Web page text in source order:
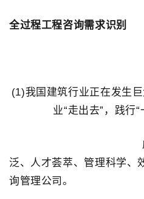
全过程工程咨询需求识别
(1)我国建筑行业正在发生
业“走出去”，践行
成为资质全
泛、人才荟萃、管理科学、
询管理公司。